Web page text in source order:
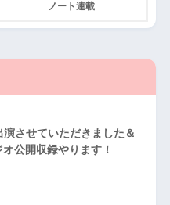
ノート連載
させていただきました＆
公開収録やります！